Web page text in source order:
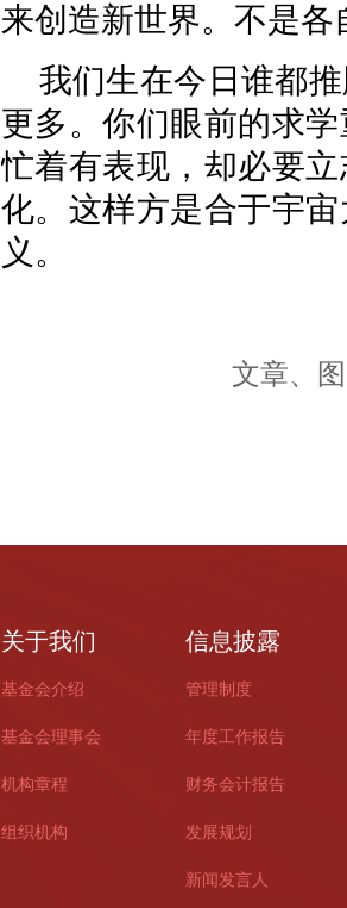
来创造新世界。不是
我们生在今日谁都
更多。你们眼前的求
忙着有表现，却必要
化。这样方是合于宇
义。
文章、
关于我们
基金会介绍
基金会理事会
机构章程
组织机构
信息披露
管理制度
年度工作报告
财务会计报告
发展规划
新闻发言人